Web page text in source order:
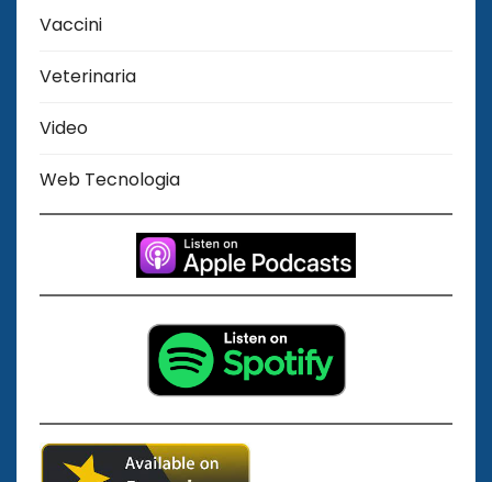
Vaccini
Veterinaria
Video
Web Tecnologia